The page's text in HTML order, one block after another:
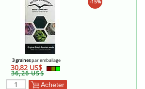
-15%
3 grainespar emballage
30,82 US$
36,26 US$
Acheter